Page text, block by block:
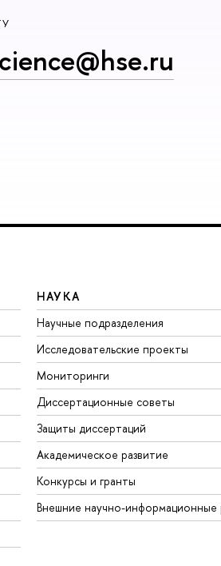
НАУКА
Научные подразделения
Исследовательские проекты
Мониторинги
Диссертационные советы
Защиты диссертаций
Академическое развитие
Конкурсы и гранты
Внешние научно-информационные